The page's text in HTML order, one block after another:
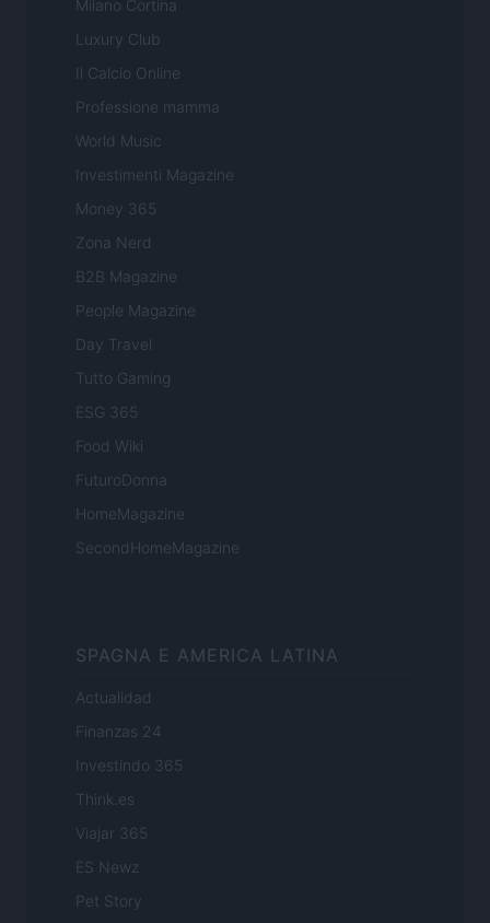
Milano Cortina
Luxury Club
Il Calcio Online
Professione mamma
World Music
Investimenti Magazine
Money 365
Zona Nerd
B2B Magazine
People Magazine
Day Travel
Tutto Gaming
ESG 365
Food Wiki
FuturoDonna
HomeMagazine
SecondHomeMagazine
SPAGNA E AMERICA LATINA
Actualidad
Finanzas 24
Investindo 365
Think.es
Viajar 365
ES Newz
Pet Story